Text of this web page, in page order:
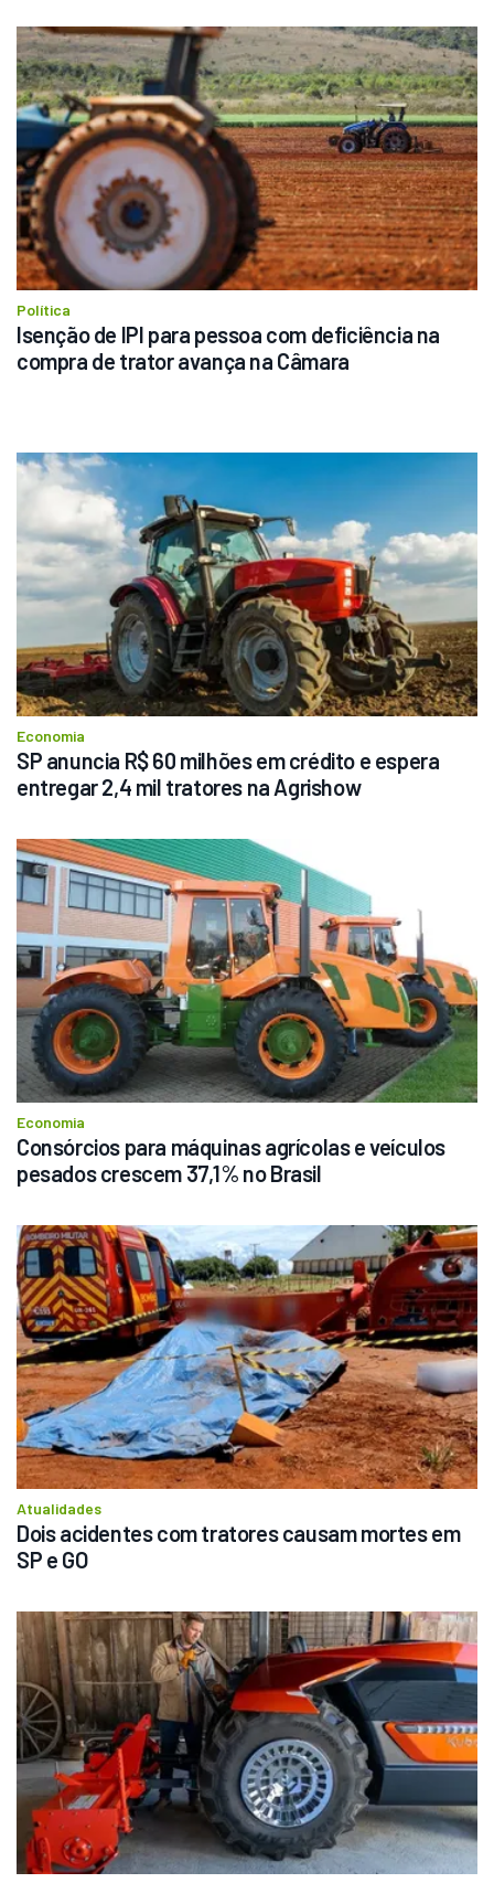
Política
Isenção de IPI para pessoa com deficiência na
compra de trator avança na Câmara
Economia
SP anuncia R$ 60 milhões em crédito e espera
entregar 2,4 mil tratores na Agrishow
Economia
Consórcios para máquinas agrícolas e veículos
Atualidades
Dois acidentes com tratores causam mortes em
SP e GO